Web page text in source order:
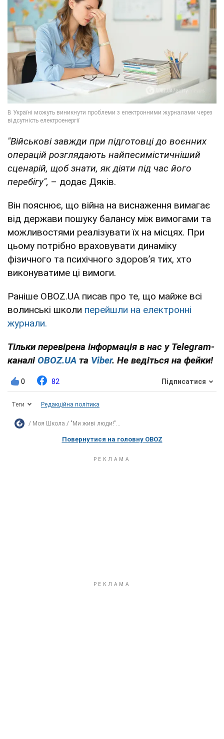
"Військові завжди при підготовці до воєнних
операцій розглядають найпесимістичніший
сценарій, щоб знати, як діяти під час його
перебігу", – додає Дяків.
Він пояснює, що війна на виснаження вимагає
від держави пошуку балансу між вимогами та
можливостями реалізувати їх на місцях. При
цьому потрібно враховувати динаміку
фізичного та психічного здоровʼя тих, хто
виконуватиме ці вимоги.
Раніше OBOZ.UA писав про те, що майже всі
волинські школи перейшли на електронні
журнали.
Тільки перевірена інформація в нас у Telegram-
каналі OBOZ.UA та Viber. Не ведіться на фейки!
0 82 Підписатися
Теги Редакційна політика
Моя Школа "Ми живі люди!"...
Повернутися на головну OBOZ